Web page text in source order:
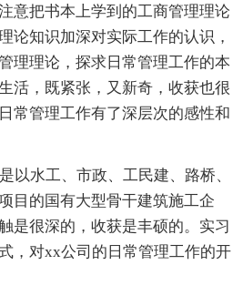
意把书本上学到的工商管理理论
论知识加深对实际工作的认识，
理理论，探求日常管理工作的本
活，既紧张，又新奇，收获也很
常管理工作有了深层次的感性和
以水工、市政、工民建、路桥、
目的国有大型骨干建筑施工企
是很深的，收获是丰硕的。实习
，对xx公司的日常管理工作的开